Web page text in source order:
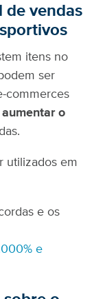
de vendas
itens no
ser
commerces
aumentar o
e os
e